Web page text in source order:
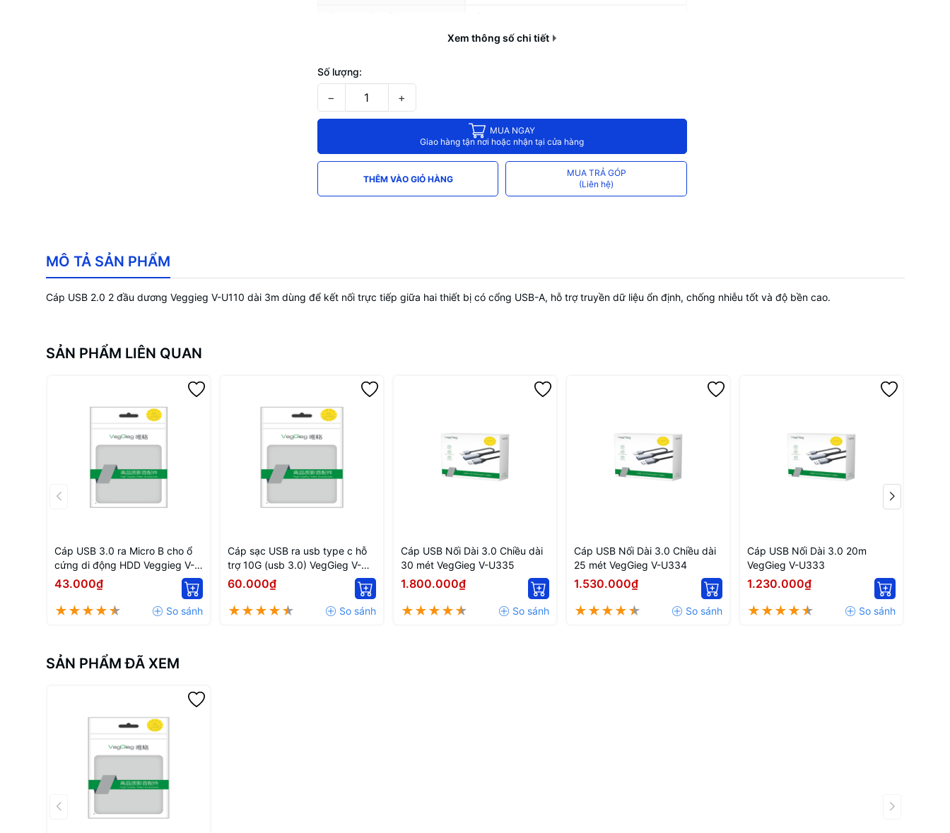
Xem thông số chi tiết
Số lượng:
− +
MUA NGAY
Giao hàng tận nơi hoặc nhận tại cửa hàng
THÊM VÀO GIỎ HÀNG
MUA TRẢ GÓP
(Liên hệ)
MÔ TẢ SẢN PHẨM
Cáp USB 2.0 2 đầu dương Veggieg V-U110 dài 3m dùng để kết nối trực tiếp giữa hai thiết bị có cổng USB-A, hỗ trợ truyền dữ liệu ổn định, chống nhiễu tốt và độ bền cao.
SẢN PHẨM LIÊN QUAN
Cáp USB 3.0 ra Micro B cho ổ
cứng di động HDD Veggieg V-
U318 0.5m
43.000₫
Cáp sạc USB ra usb type c hỗ
trợ 10G (usb 3.0) VegGieg V-
U323 1.5m
60.000₫
Cáp USB Nối Dài 3.0 Chiều dài
30 mét VegGieg V-U335
1.800.000₫
Cáp USB Nối Dài 3.0 Chiều dài
25 mét VegGieg V-U334
1.530.000₫
Cáp USB Nối Dài 3.0 20m
VegGieg V-U333
1.230.000₫
SẢN PHẨM ĐÃ XEM